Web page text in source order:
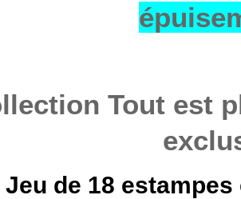
Tout est
Jeu de 18